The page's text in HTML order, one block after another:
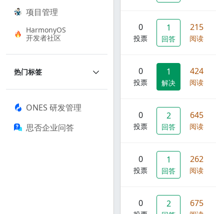
项目管理
HarmonyOS
开发者社区
热门标签
ONES 研发管理
思否企业问答
0
投票
1
回答
215
阅读
0
投票
1
解决
424
阅读
0
投票
2
回答
645
阅读
0
投票
1
回答
262
阅读
0 2 675